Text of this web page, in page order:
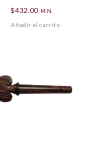
$432.00 M.N.
Añadir al carrito